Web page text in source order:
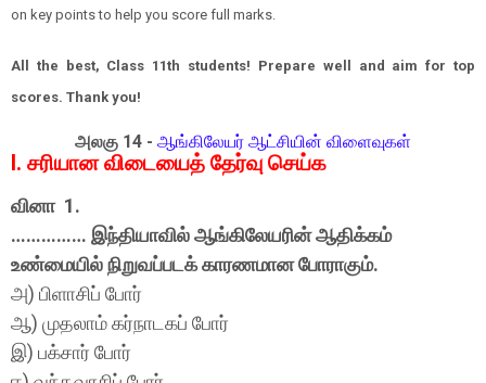
on key points to help you score full marks.
All the best, Class 11th students! Prepare well and aim for top
scores. Thank you!
அலகு 14 - ஆங்கிலேயர் ஆட்சியின் விளைவுகள்
I. சரியான விடையைத் தேர்வு செய்க
வினா 1.
…………… இந்தியாவில் ஆங்கிலேயரின் ஆதிக்கம்
உண்மையில் நிறுவப்படக் காரணமான போராகும்.
அ) பிளாசிப் போர்
ஆ) முதலாம் கர்நாடகப் போர்
இ) பக்சார் போர்